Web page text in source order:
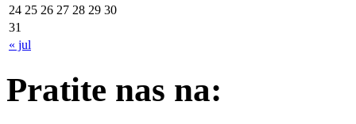
« jul
24 25 26 27 28 29 30
31
Pratite nas na: